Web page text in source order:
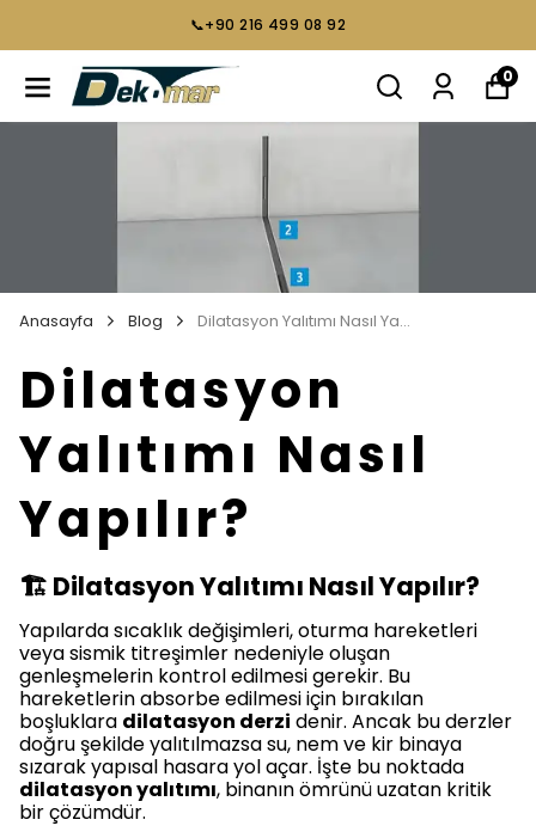
📞+90 216 499 08 92
0
Anasayfa Blog Dilatasyon Yalıtımı Nasıl Yapılır?
Dilatasyon
Yalıtımı Nasıl
Yapılır?
🏗️ Dilatasyon Yalıtımı Nasıl Yapılır?
Yapılarda sıcaklık değişimleri, oturma hareketleri
veya sismik titreşimler nedeniyle oluşan
genleşmelerin kontrol edilmesi gerekir. Bu
hareketlerin absorbe edilmesi için bırakılan
boşluklara dilatasyon derzi denir. Ancak bu derzler
doğru şekilde yalıtılmazsa su, nem ve kir binaya
sızarak yapısal hasara yol açar. İşte bu noktada
dilatasyon yalıtımı, binanın ömrünü uzatan kritik
bir çözümdür.